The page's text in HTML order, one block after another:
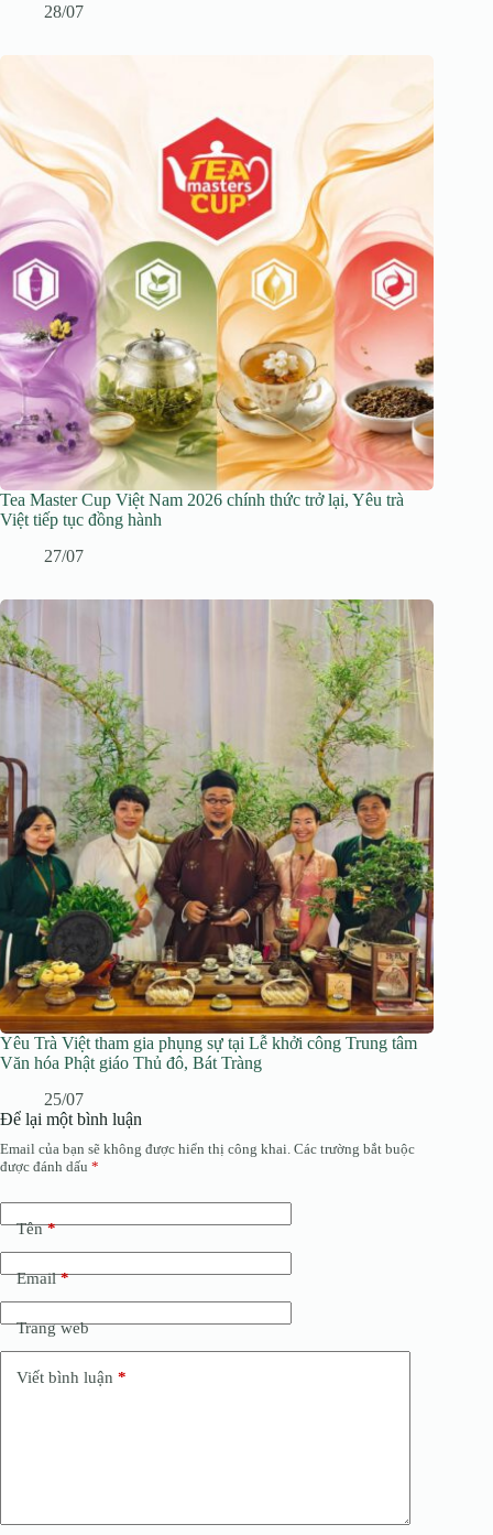
28/07
Tea Master Cup Việt Nam 2026 chính thức trở lại, Yêu trà
Việt tiếp tục đồng hành
27/07
Yêu Trà Việt tham gia phụng sự tại Lễ khởi công Trung tâm
Văn hóa Phật giáo Thủ đô, Bát Tràng
25/07
Để lại một bình luận
Email của bạn sẽ không được hiển thị công khai. Các trường bắt buộc
được đánh dấu *
Tên*
Email*
Trang web
Viết bình luận *